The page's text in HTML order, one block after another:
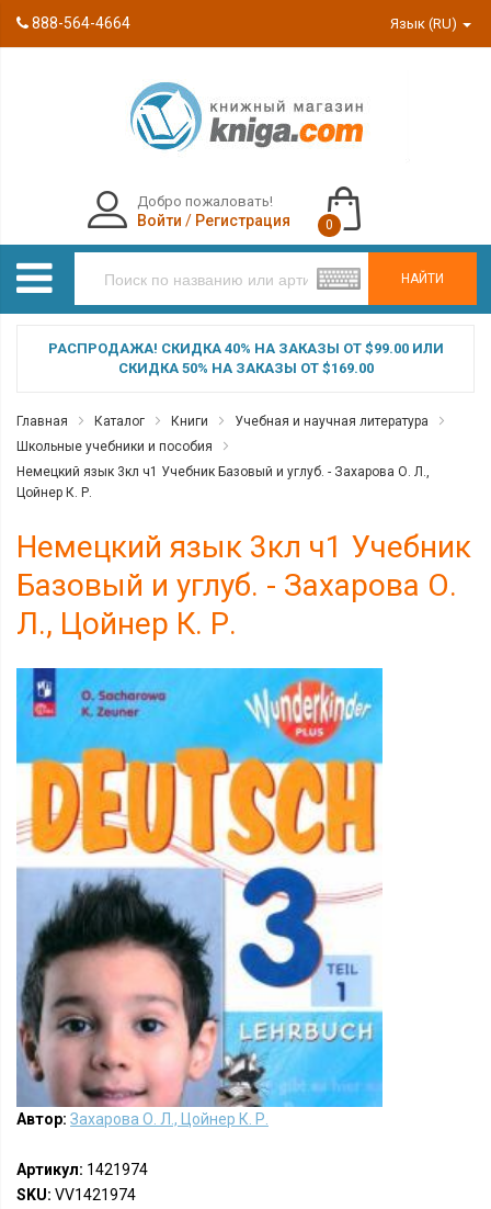
888-564-4664 Язык (RU)
НАЙТИ
Добро пожаловать!
Войти / Регистрация 0
РАСПРОДАЖА! СКИДКА 40% НА ЗАКАЗЫ ОТ $99.00 ИЛИ
СКИДКА 50% НА ЗАКАЗЫ ОТ $169.00
Главная Каталог Книги
Учебная и научная литература
Школьные учебники и пособия
Немецкий язык 3кл ч1 Учебник Базовый и углуб. - Захарова О. Л.,
Цойнер К. Р.
Немецкий язык 3кл ч1 Учебник
Базовый и углуб. - Захарова О.
Л., Цойнер К. Р.
Автор: Захарова О. Л., Цойнер К. Р.
Артикул: 1421974
SKU: VV1421974